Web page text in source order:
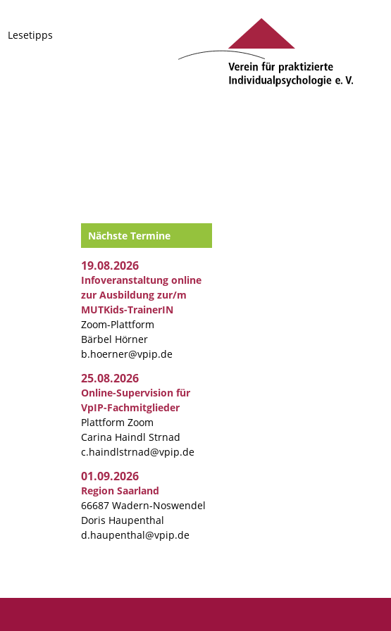
Lesetipps
Nächste Termine
19.08.2026
Infoveranstaltung online
zur Ausbildung zur/m
MUTKids-TrainerIN
Zoom-Plattform
Bärbel Hörner
b.hoerner@vpip.de
25.08.2026
Online-Supervision für
VpIP-Fachmitglieder
Plattform Zoom
Carina Haindl Strnad
c.haindlstrnad@vpip.de
01.09.2026
Region Saarland
66687 Wadern-Noswendel
Doris Haupenthal
d.haupenthal@vpip.de